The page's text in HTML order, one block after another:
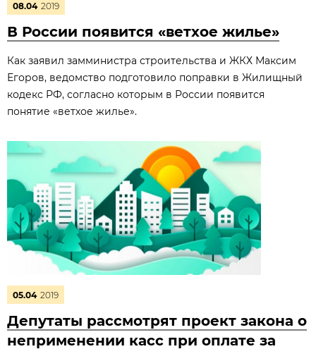
08.04 2019
В России появится «ветхое жилье»
Как заявил замминистра строительства и ЖКХ Максим
Егоров, ведомство подготовило поправки в Жилищный
кодекс РФ, согласно которым в России появится
понятие «ветхое жилье».
05.04 2019
Депутаты рассмотрят проект закона о
неприменении касс при оплате за